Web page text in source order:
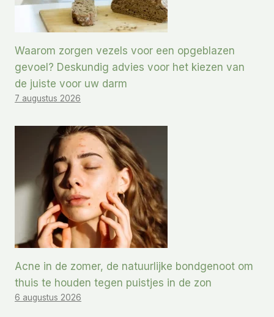
Waarom zorgen vezels voor een opgeblazen
gevoel? Deskundig advies voor het kiezen van
de juiste voor uw darm
7 augustus 2026
Acne in de zomer, de natuurlijke bondgenoot om
thuis te houden tegen puistjes in de zon
6 augustus 2026